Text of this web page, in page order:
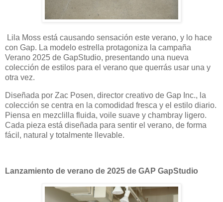
Lila Moss está causando sensación este verano, y lo hace
con Gap. La modelo estrella protagoniza la campaña
Verano 2025 de GapStudio, presentando una nueva
colección de estilos para el verano que querrás usar una y
otra vez.
Diseñada por Zac Posen, director creativo de Gap Inc., la
colección se centra en la comodidad fresca y el estilo diario.
Piensa en mezclilla fluida, voile suave y chambray ligero.
Cada pieza está diseñada para sentir el verano, de forma
fácil, natural y totalmente llevable.
Lanzamiento de verano de 2025 de GAP GapStudio